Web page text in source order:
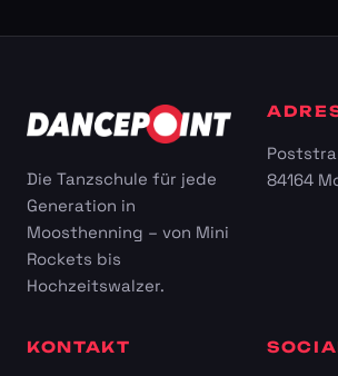
Die Tanzschule für jede
Generation in
Moosthenning – von Mini
Rockets bis
Hochzeitswalzer.
84164
KONTAKT